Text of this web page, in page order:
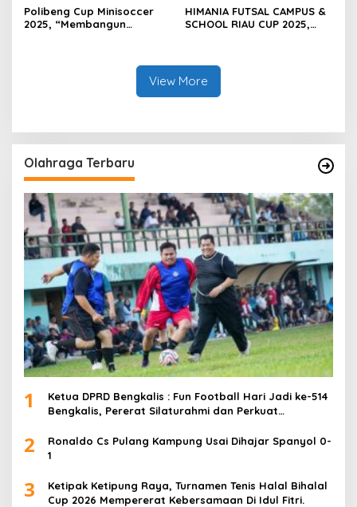
Polibeng Cup Minisoccer
2025, “Membangun
HIMANIA FUTSAL CAMPUS &
SCHOOL RIAU CUP 2025,
Riau
View More
Olahraga Terbaru
1
Ketua DPRD Bengkalis : Fun Football Hari Jadi ke-514
Bengkalis, Pererat Silaturahmi dan Perkuat
2
Ronaldo Cs Pulang Kampung Usai Dihajar Spanyol 0-
1
3
Ketipak Ketipung Raya, Turnamen Tenis Halal Bihalal
Cup 2026 Mempererat Kebersamaan Di Idul Fitri.